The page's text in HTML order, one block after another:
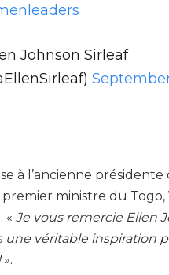
Johnson Sirleaf
à l’ancienne présidente
ministre du Togo,
« Je vous remercie Ellen
une véritable inspiration
».